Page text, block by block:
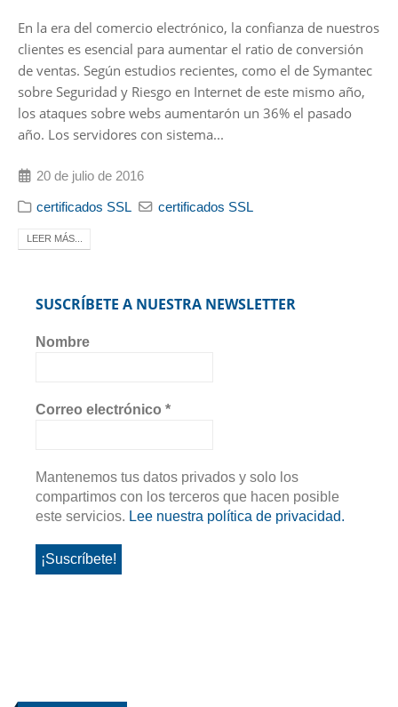
En la era del comercio electrónico, la confianza de nuestros
clientes es esencial para aumentar el ratio de conversión
de ventas. Según estudios recientes, como el de Symantec
sobre Seguridad y Riesgo en Internet de este mismo año,
los ataques sobre webs aumentarón un 36% el pasado
año. Los servidores con sistema...
20 de julio de 2016
certificados SSL certificados SSL
LEER MÁS...
SUSCRÍBETE A NUESTRA NEWSLETTER
Nombre
Correo electrónico *
Mantenemos tus datos privados y solo los
compartimos con los terceros que hacen posible
este servicios. Lee nuestra política de privacidad.